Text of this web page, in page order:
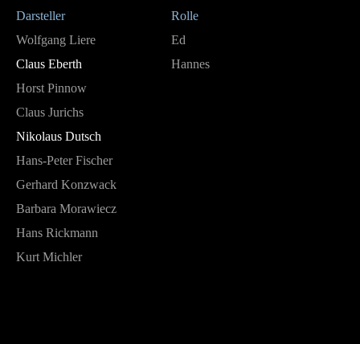
Darsteller
Rolle
Wolfgang Liere
Ed
Claus Eberth
Hannes
Horst Pinnow
Claus Jurichs
Nikolaus Dutsch
Hans-Peter Fischer
Gerhard Konzwack
Barbara Morawiecz
Hans Rickmann
Kurt Michler